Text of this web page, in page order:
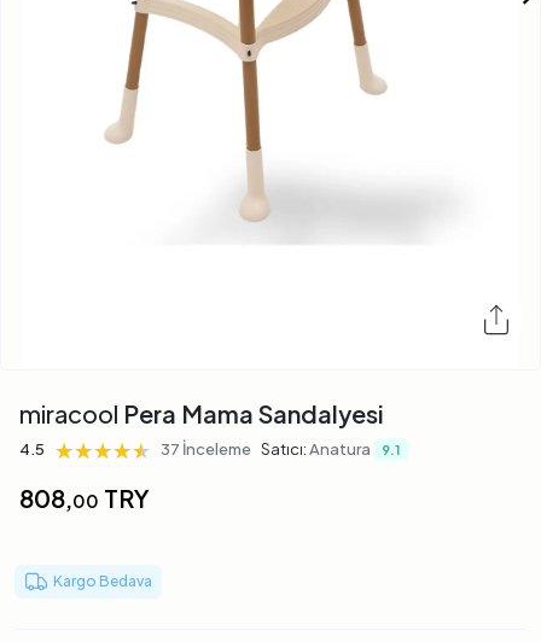
miracool Pera Mama Sandalyesi
4.5 ★★★★★
★★★★★
★★★★★ 37 İnceleme Satıcı:Anatura 9.1
808,00 TRY
Kargo Bedava